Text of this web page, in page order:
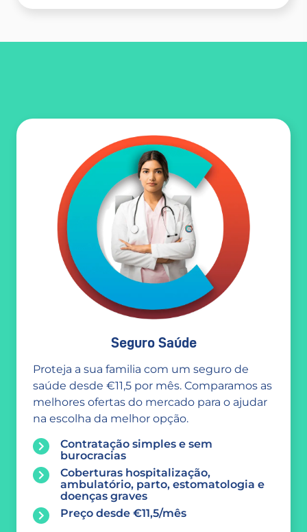
Seguro Saúde
Proteja a sua familia com um seguro de
saúde desde €11,5 por mês. Comparamos as
melhores ofertas do mercado para o ajudar
na escolha da melhor opção.
Contratação simples e sem
burocracias
Coberturas hospitalização,
ambulatório, parto, estomatologia e
doenças graves
Preço desde €11,5/mês